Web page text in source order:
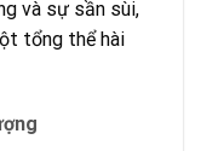
và sự sần sùi,
tổng thể hài